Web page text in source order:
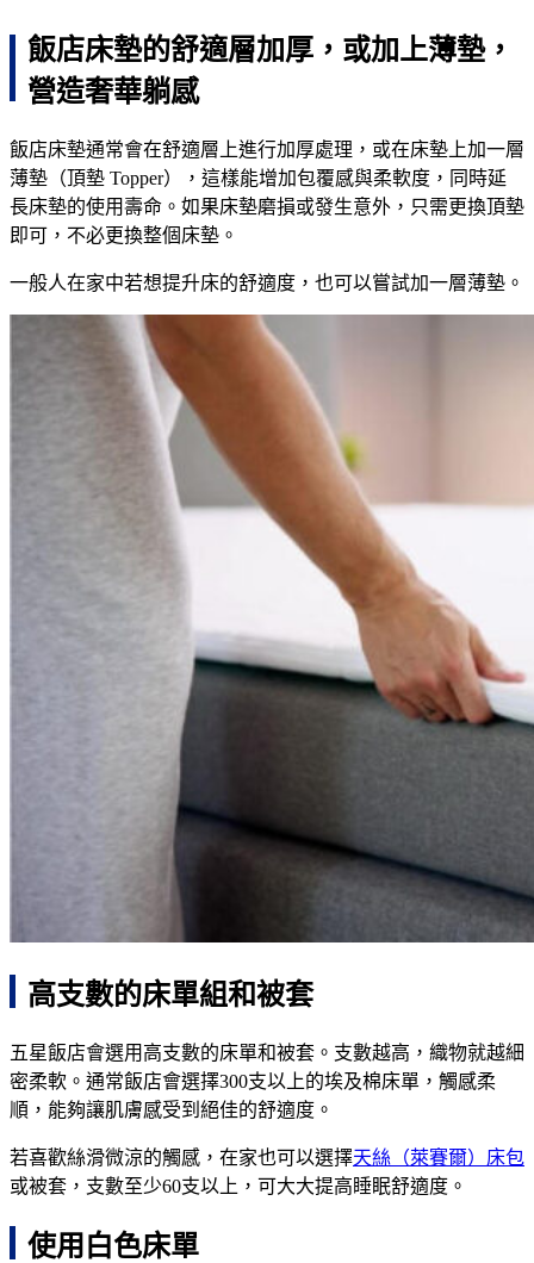
飯店床墊的舒適層加厚，或加上薄墊，
營造奢華躺感
飯店床墊通常會在舒適層上進行加厚處理，或在床墊上加一層
薄墊（頂墊 Topper），這樣能增加包覆感與柔軟度，同時延
長床墊的使用壽命。如果床墊磨損或發生意外，只需更換頂墊
即可，不必更換整個床墊。
一般人在家中若想提升床的舒適度，也可以嘗試加一層薄墊。
高支數的床單組和被套
五星飯店會選用高支數的床單和被套。支數越高，織物就越細
密柔軟。通常飯店會選擇300支以上的埃及棉床單，觸感柔
順，能夠讓肌膚感受到絕佳的舒適度。
若喜歡絲滑微涼的觸感，在家也可以選擇天絲（萊賽爾）床包
或被套，支數至少60支以上，可大大提高睡眠舒適度。
使用白色床單